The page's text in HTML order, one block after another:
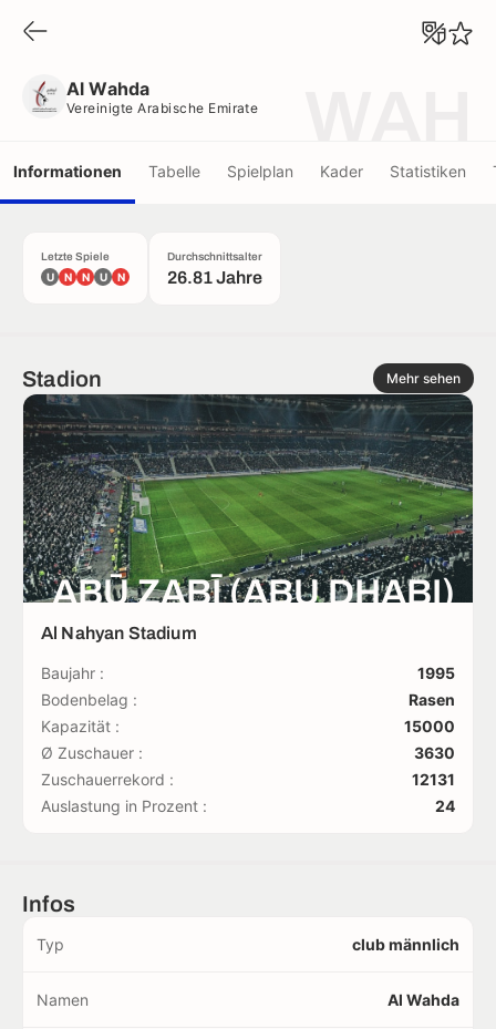
Al Wahda
Vereinigte Arabische Emirate
Informationen Tabelle Spielplan Kader Statistiken
Letzte Spiele
U N N U N
Durchschnittsalter
26.81 Jahre
Stadion Mehr sehen
ABŪ ẒABĪ (ABU DHABI)
Al Nahyan Stadium
Baujahr :
1995
Bodenbelag :
Rasen
Kapazität :
15000
Ø Zuschauer :
3630
Zuschauerrekord :
12131
Auslastung in Prozent :
24
Infos
Typ club männlich
Namen Al Wahda